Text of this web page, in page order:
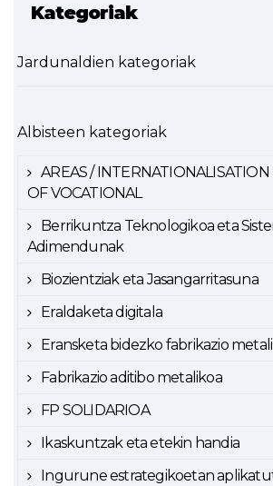
Kategoriak
Jardunaldien kategoriak
Albisteen kategoriak
AREAS /
OF VOCATIONAL
Berrikuntza Teknologikoa eta
Adimendunak
Biozientziak eta Jasangarritasuna
Eraldaketa digitala
Eransketa bidezko fabrikazio
Fabrikazio aditibo metalikoa
FP SOLIDARIOA
Ikaskuntzak eta etekin handia
Ingurune estrategikoetan